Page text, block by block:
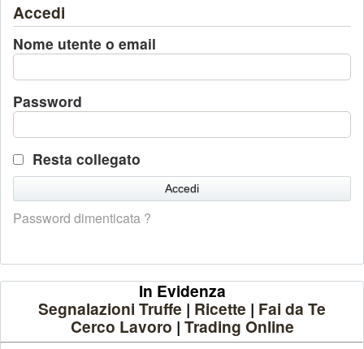
Accedi
Nome utente o email
Password
Resta collegato
Password dimenticata ?
In Evidenza
Segnalazioni Truffe | Ricette | Fai da Te
Cerco Lavoro | Trading Online